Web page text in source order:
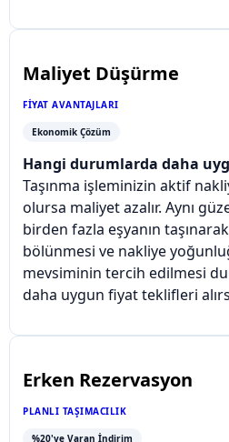
Maliyet Düşürme
FIYAT AVANTAJLARI
Ekonomik Çözüm
Hangi durumlarda daha
Taşınma işleminizin aktif
olursa maliyet azalır. Aynı
birden fazla eşyanın
bölünmesi ve nakliye
mevsiminin tercih edilmesi
daha uygun fiyat teklifleri
Erken Rezervasyon
PLANLI TAŞIMACILIK
%20'ye Varan İndirim